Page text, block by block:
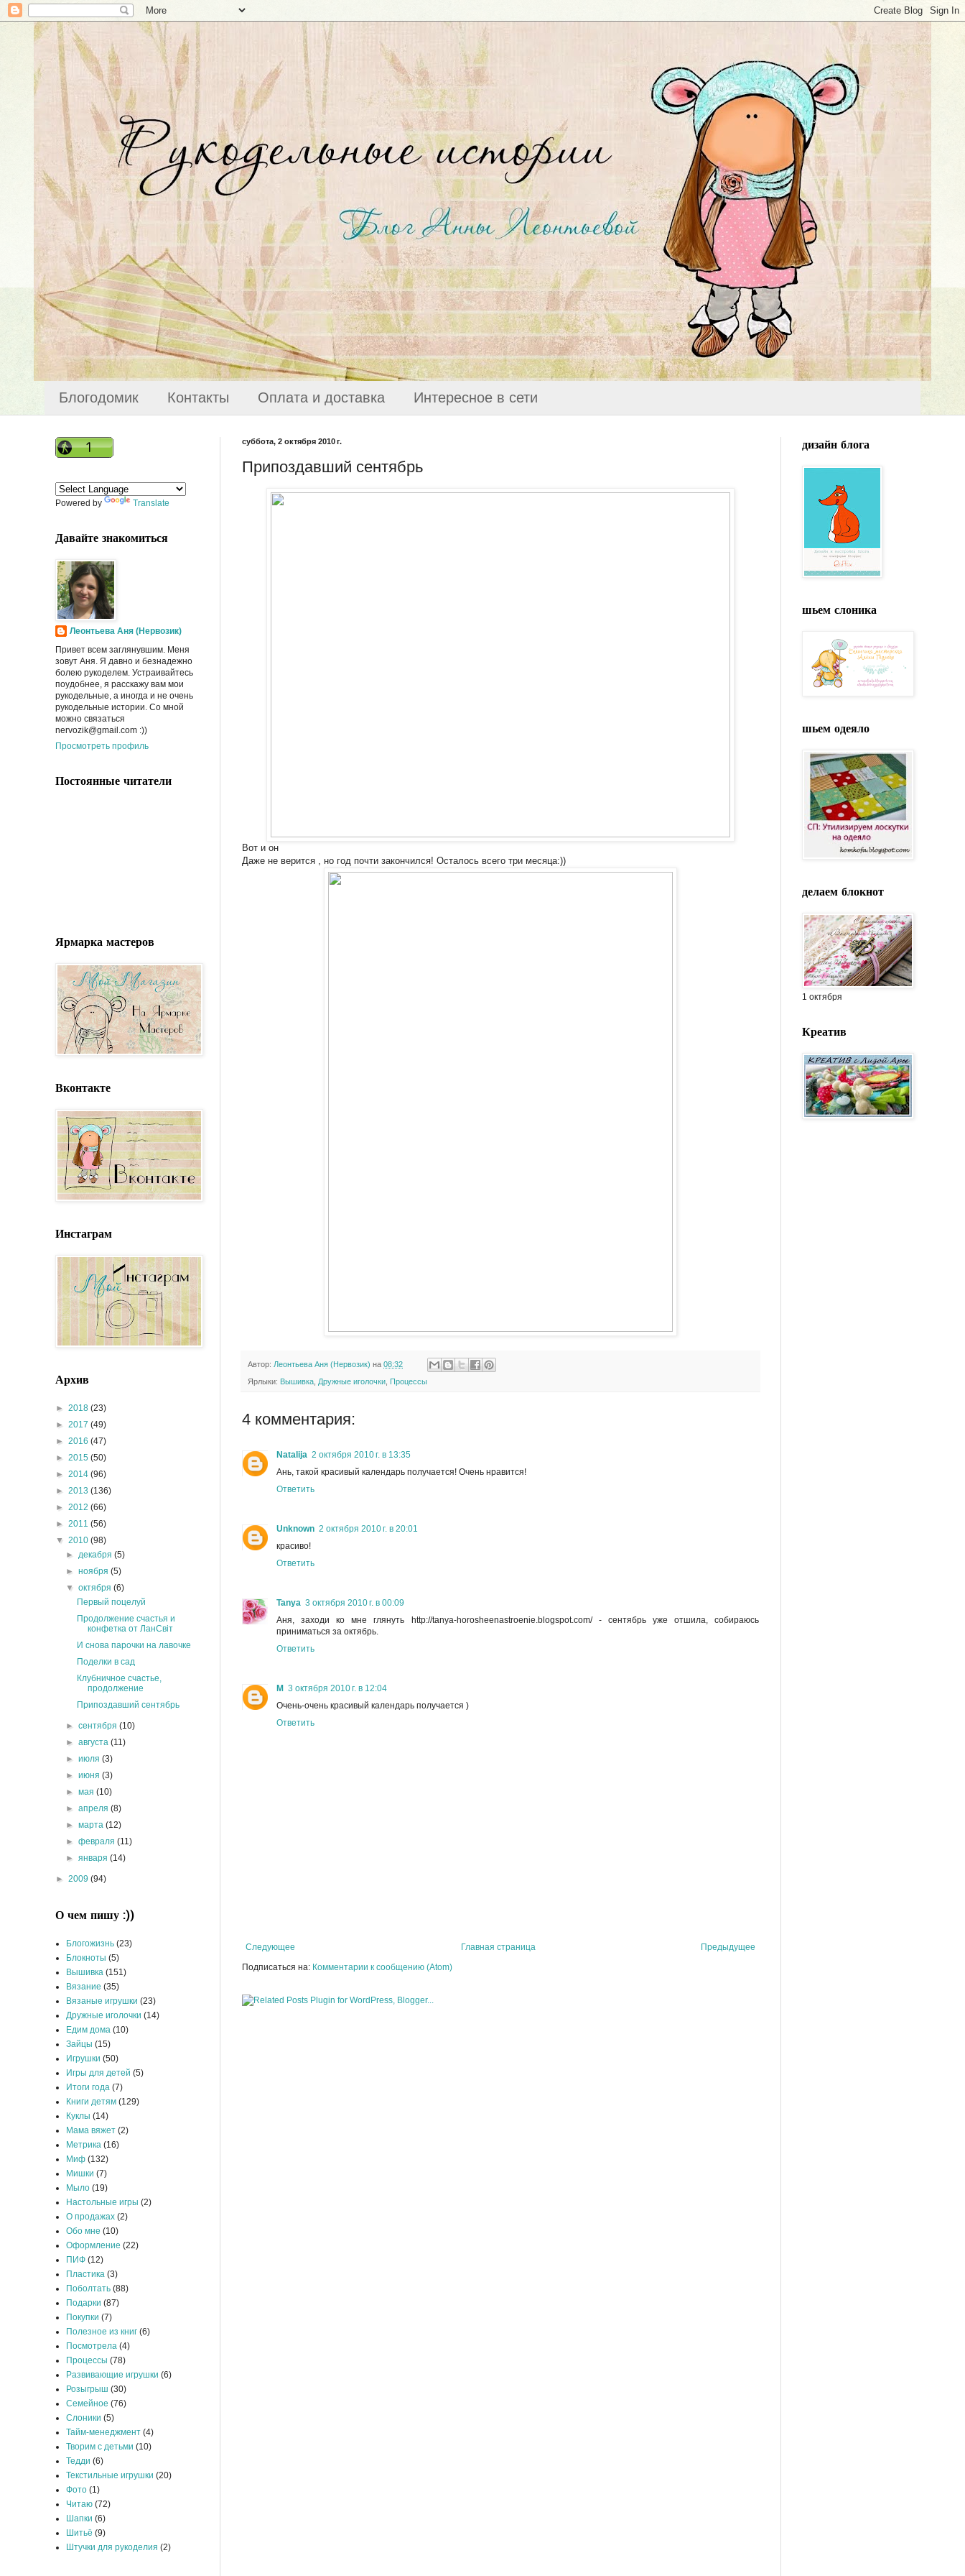
Блогодомик Контакты Оплата и доставка Интересное в сети
суббота, 2 октября 2010 г.
Припоздавший сентябрь
Вот и он
Даже не верится , но год почти закончился! Осталось всего три месяца:))
Автор: Леонтьева Аня (Нервозик) на 08:32
Ярлыки: Вышивка Дружные иголочки Процессы
4 комментария:
Natalija 2 октября 2010 г. в 13:35
Ань, такой красивый календарь получается! Очень нравится!
Ответить
Unknown 2 октября 2010 г. в 20:01
красиво!
Ответить
Tanya 3 октября 2010 г. в 00:09
Аня, заходи ко мне глянуть http://tanya-horosheenastroenie.blogspot.com/ - сентябрь уже отшила, собираюсь
приниматься за октябрь.
Ответить
М 3 октября 2010 г. в 12:04
Очень-очень красивый календарь получается )
Ответить
Следующее Предыдущее
Главная страница
Подписаться на: Комментарии к сообщению (Atom)
Powered by Translate
Давайте знакомиться
Леонтьева Аня (Нервозик)
Привет всем заглянувшим. Меня
зовут Аня. Я давно и безнадежно
болею рукоделем. Устраивайтесь
поудобнее, я расскажу вам мои
рукодельные, а иногда и не очень
рукодельные истории. Со мной
можно связаться
nervozik@gmail.com :))
Просмотреть профиль
Постоянные читатели
Ярмарка мастеров
Вконтакте
Инстаграм
Архив
► 2018 (23)
► 2017 (49)
► 2016 (47)
► 2015 (50)
► 2014 (96)
► 2013 (136)
► 2012 (66)
► 2011 (56)
▼ 2010 (98)
►декабря(5)
►ноября(5)
▼октября(6)
Первый поцелуй
Продолжение счастья и
конфетка от ЛанСвіт
И снова парочки на лавочке
Поделки в сад
Клубничное счастье,
продолжение
Припоздавший сентябрь
►сентября(10)
►августа(11)
►июля(3)
►июня(3)
►мая(10)
►апреля(8)
►марта(12)
►февраля(11)
►января(14)
► 2009 (94)
О чем пишу :))
Блогожизнь (23)
Блокноты (5)
Вышивка (151)
Вязание (35)
Вязаные игрушки (23)
Дружные иголочки (14)
Едим дома (10)
Зайцы (15)
Игрушки (50)
Игры для детей (5)
Итоги года (7)
Книги детям (129)
Куклы (14)
Мама вяжет (2)
Метрика (16)
Миф (132)
Мишки (7)
Мыло (19)
Настольные игры (2)
О продажах (2)
Обо мне (10)
Оформление (22)
ПИФ (12)
Пластика (3)
Поболтать (88)
Подарки (87)
Покупки (7)
Полезное из книг (6)
Посмотрела (4)
Процессы (78)
Развивающие игрушки (6)
Розыгрыш (30)
Семейное (76)
Слоники (5)
Тайм-менеджмент (4)
Творим с детьми (10)
Тедди (6)
Текстильные игрушки (20)
Фото (1)
Читаю (72)
Шапки (6)
Шитьё (9)
Штучки для рукоделия (2)
дизайн блога
шьем слоника
шьем одеяло
делаем блокнот
1 октября
Креатив